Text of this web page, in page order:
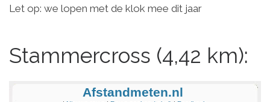
Let op: we lopen met de klok mee dit jaar
Stammercross (4,42 km):